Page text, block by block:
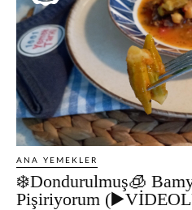
ANA YEMEKLER
❄️Dondurulmuş🧊
Pişiriyorum